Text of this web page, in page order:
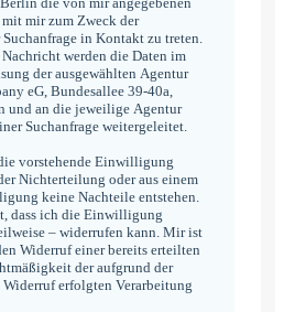
mir zum Zweck der
in Kontakt zu treten.
werden die Daten im
der ausgewählten Agentur
eG, Bundesallee 39-40a,
und an die jeweilige Agentur
Suchanfrage weitergeleitet.
vorstehende Einwilligung
Nichterteilung oder aus einem
keine Nachteile entstehen.
dass ich die Einwilligung
– widerrufen kann. Mir ist
Widerruf einer bereits erteilten
der aufgrund der
erfolgten Verarbeitung